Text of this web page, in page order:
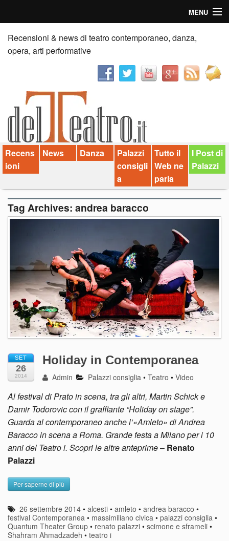
MENU
Home
Recensioni
News
Palazzi consiglia
Video
Chi siamo
Contatti
Recensioni & news di teatro contemporaneo, danza,
opera, arti performative
Recens
ioni
News Danza
Palazzi
consigli
a
Tutto il
Web ne
parla
I Post di
Palazzi
Tag Archives: andrea baracco
SET
26
2014
Holiday in Contemporanea
Admin Palazzi consiglia •Teatro •Video
Al festival di Prato in scena, tra gli altri, Martin Schick e
Damir Todorovic con il graffiante “Holiday on stage”.
Guarda al contemporaneo anche l’«Amleto» di Andrea
Baracco in scena a Roma. Grande festa a Milano per i 10
anni del Teatro i. Scopri le altre anteprime– Renato
Palazzi
Per saperne di più
26 settembre 2014 •alcesti •amleto •andrea baracco •
festival Contemporanea • massimiliano civica • palazzi consiglia •
Quantum Theater Group • renato palazzi • scimone e sframeli •
Shahram Ahmadzadeh • teatro i